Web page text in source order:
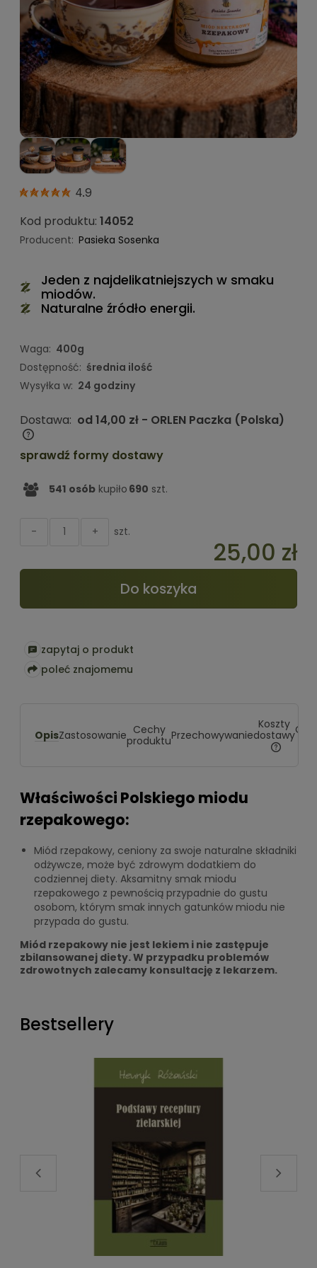
4.9
Kod produktu: 14052
Producent: Pasieka Sosenka
Jeden z najdelikatniejszych w smaku
miodów.
Naturalne źródło energii.
Waga: 400g
Dostępność: średnia ilość
Wysyłka w: 24 godziny
Dostawa: od 14,00 zł - ORLEN Paczka (Polska)
Cena nie zawiera ewentualnych kosztów płatności
sprawdź formy dostawy
541 osób kupiło 690 szt.
+
- szt.
25,00 zł
Do koszyka
zapytaj o produkt
poleć znajomemu
OpisZastosowanie Cechy
produktuPrzechowywanie
Koszty
dostawy
Właściwości Polskiego miodu
rzepakowego:
Miód rzepakowy, ceniony za swoje naturalne składniki
odżywcze, może być zdrowym dodatkiem do
codziennej diety. Aksamitny smak miodu
rzepakowego z pewnością przypadnie do gustu
osobom, którym smak innych gatunków miodu nie
przypada do gustu.
Miód rzepakowy nie jest lekiem i nie zastępuje
zbilansowanej diety. W przypadku problemów
zdrowotnych zalecamy konsultację z lekarzem.
Bestsellery